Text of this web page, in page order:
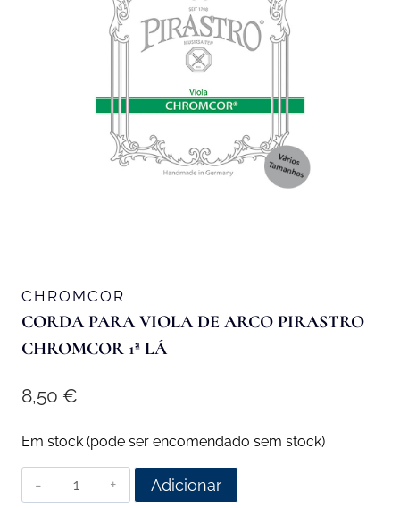
CHROMCOR
CORDA PARA VIOLA DE ARCO PIRASTRO
CHROMCOR 1ª LÁ
8,50 €
Em stock (pode ser encomendado sem stock)
Quantidade
de
Adicionar